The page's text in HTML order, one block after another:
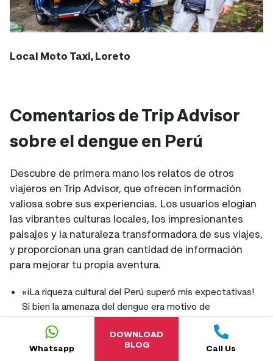
Whatsapp
DOWNLOAD
BLOG
Call Us
Local Moto Taxi, Loreto
Comentarios de Trip Advisor
sobre el dengue en Perú
Descubre de primera mano los relatos de otros
viajeros en Trip Advisor, que ofrecen información
valiosa sobre sus experiencias. Los usuarios elogian
las vibrantes culturas locales, los impresionantes
paisajes y la naturaleza transformadora de sus viajes,
y proporcionan una gran cantidad de información
para mejorar tu propia aventura.
«¡La riqueza cultural del Perú superó mis expectativas!
Si bien la amenaza del dengue era motivo de
preocupación, las precauciones adecuadas marcaron la
diferencia».
«¡Acabo de regresar de un increíble viaje a Perú! Si bien